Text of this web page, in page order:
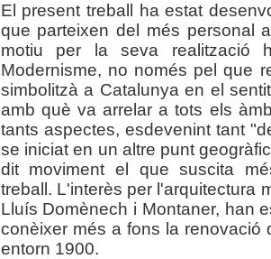
El present treball ha estat
que parteixen del més personal
motiu per la seva realització
Modernisme, no només pel que
simbolitzà a Catalunya en el
amb què va arrelar a tots els
tants aspectes, esdevenint tant
se iniciat en un altre punt
dit moviment el que suscita
treball. L'interès per l'arquitectura
Lluís Domènech i Montaner, han
conèixer més a fons la renovació
entorn 1900.